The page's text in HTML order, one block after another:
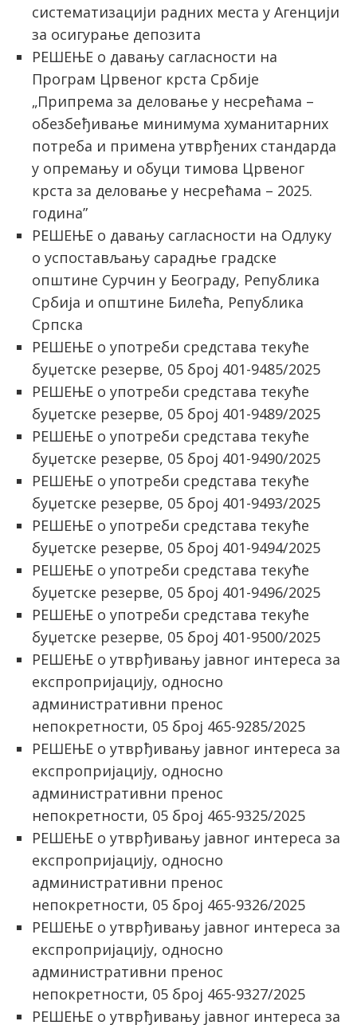
систематизацији радних места у Агенцији
за осигурање депозита
РЕШЕЊЕ о давању сагласности на
Програм Црвеног крста Србије
„Припрема за деловање у несрећама –
обезбеђивање минимума хуманитарних
потреба и примена утврђених стандарда
у опремању и обуци тимова Црвеног
крста за деловање у несрећама – 2025.
година”
РЕШЕЊЕ о давању сагласности на Одлуку
о успостављању сарадње градске
општине Сурчин у Београду, Република
Србија и општине Билећа, Република
Српска
РЕШЕЊЕ о употреби средстава тeкуће
буџетске резерве, 05 број 401-9485/2025
РЕШЕЊЕ о употреби средстава текуће
буџетске резерве, 05 број 401-9489/2025
РЕШЕЊЕ о употреби средстава текуће
буџетске резерве, 05 број 401-9490/2025
РЕШЕЊЕ о употреби средстава текуће
буџетске резерве, 05 број 401-9493/2025
РЕШЕЊЕ о употреби средстава текуће
буџетске резерве, 05 број 401-9494/2025
РЕШЕЊЕ о употреби средстава текуће
буџетске резерве, 05 број 401-9496/2025
РЕШЕЊЕ о употреби средстава текуће
буџетске резерве, 05 број 401-9500/2025
РЕШЕЊЕ о утврђивању јавног интереса за
експропријацију, односно
административни пренос
непокретности, 05 број 465-9285/2025
РЕШЕЊЕ о утврђивању јавног интереса за
експропријацију, односно
административни пренос
непокретности, 05 број 465-9325/2025
РЕШЕЊЕ о утврђивању јавног интереса за
експропријацију, односно
административни пренос
непокретности, 05 број 465-9326/2025
РЕШЕЊЕ о утврђивању јавног интереса за
експропријацију, односно
административни пренос
непокретности, 05 број 465-9327/2025
РЕШЕЊЕ о утврђивању јавног интереса за